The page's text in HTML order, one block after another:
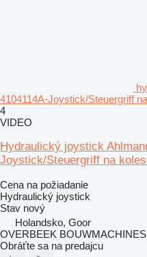
4104114A-Joystick/Steuergriff
4
VIDEO
Hydraulický joystick
Joystick/Steuergriff na
Cena na požiadanie
Hydraulický joystick
Stav nový
Holandsko, Goor
OVERBEEK BOUWMACHINES
Obráťte sa na predajcu